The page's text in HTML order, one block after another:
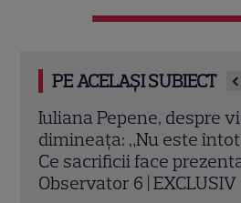
PE ACELAȘI SUBIECT
Poftiți pe la noi – Poftiți
iulie 2026: Iulia Albu,
intră în competiție. Ce
pregătește Nea Mărin